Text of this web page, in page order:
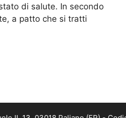
di salute. In secondo
a patto che si tratti